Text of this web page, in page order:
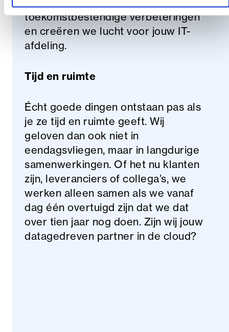
toekomstbestendige verbeteringen
en creëren we lucht voor jouw IT-
afdeling.
Tijd en ruimte
Écht goede dingen ontstaan pas als
je ze tijd en ruimte geeft. Wij
geloven dan ook niet in
eendagsvliegen, maar in langdurige
samenwerkingen. Of het nu klanten
zijn, leveranciers of collega’s, we
werken alleen samen als we vanaf
dag één overtuigd zijn dat we dat
over tien jaar nog doen. Zijn wij jouw
datagedreven partner in de cloud?